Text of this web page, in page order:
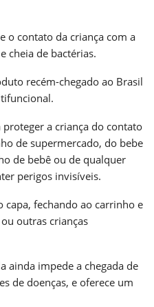
o contato da criança com a
cheia de bactérias.
recém-chegado ao Brasil
proteger a criança do contato
de supermercado, do bebe
de bebê ou de qualquer
perigos invisíveis.
capa, fechando ao carrinho e
outras crianças
ainda impede a chegada de
de doenças, e oferece um